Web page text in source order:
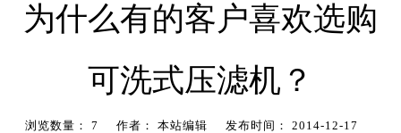
为什么有的客户喜欢选购
可洗式压滤机？
浏览数量： 7 作者： 本站编辑 发布时间： 2014-12-17